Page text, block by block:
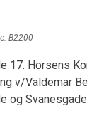
B2200
17. Horsens
v/Valdemar
og